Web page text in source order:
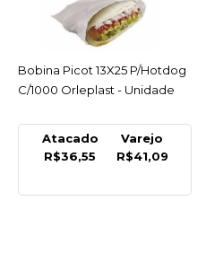
ACESSAR
Bobina Picot 13X25 P/Hotdog
C/1000 Orleplast - Unidade
Atacado
R$36,55
Varejo
R$41,09